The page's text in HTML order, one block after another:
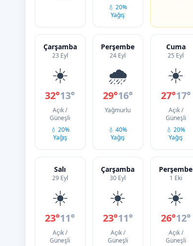
💧 20%
Yağış
Çarşamba
23 Eyl
☀️
32°13°
Açık /
Güneşli
💧 20%
Yağış
Perşembe
24 Eyl
🌧️
29°16°
Yağmurlu
💧 40%
Yağış
Cuma
25 Eyl
☀️
27°17°
Açık /
Güneşli
💧 20%
Yağış
Salı
29 Eyl
☀️
23°11°
Açık /
Güneşli
Çarşamba
30 Eyl
☀️
23°11°
Açık /
Güneşli
Perşembe
1 Eki
☀️
26°12°
Açık /
Güneşli